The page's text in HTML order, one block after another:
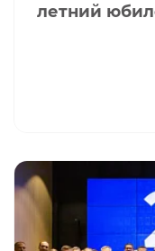
летний